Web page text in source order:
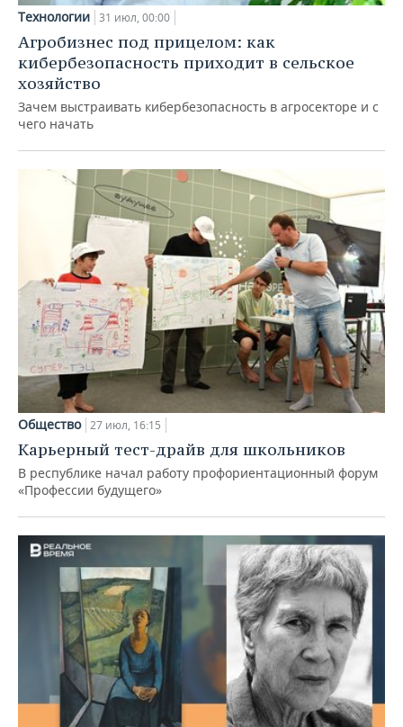
Технологии 31 июл, 00:00
Агробизнес под прицелом: как
кибербезопасность приходит в сельское
хозяйство
Зачем выстраивать кибербезопасность в агросекторе и с
чего начать
Общество 27 июл, 16:15
Карьерный тест-драйв для школьников
В республике начал работу профориентационный форум
«Профессии будущего»